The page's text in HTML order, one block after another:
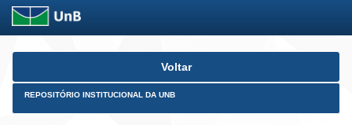
Skip
Voltar
REPOSITÓRIO INSTITUCIONAL DA UNB